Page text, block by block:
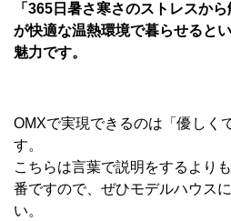
「365日暑さ寒さのストレスか
が快適な温熱環境で暮らせると
魅力です。
OMXで実現できるのは「優しく
す。
こちらは言葉で説明をするより
番ですので、ぜひモデルハウス
い。